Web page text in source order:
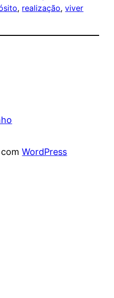
, realização, viver
comWordPress